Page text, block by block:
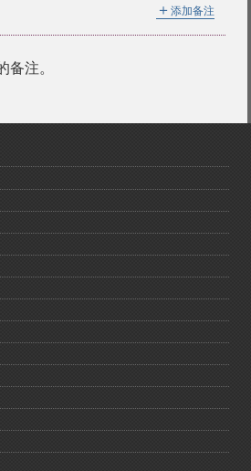
＋ 添加备注
注。